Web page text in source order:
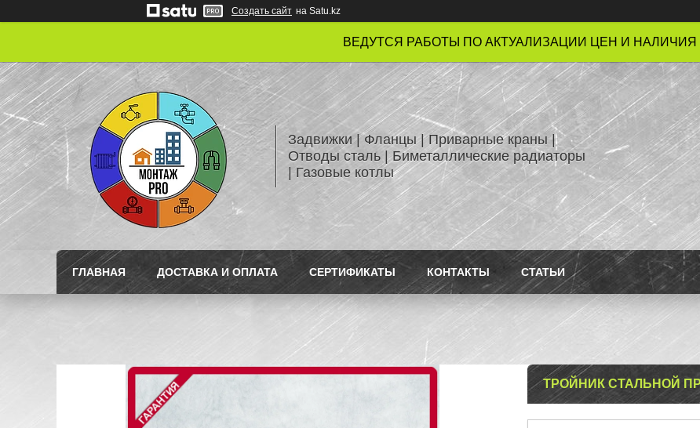
Создать сайт на Satu.kz
ВЕДУТСЯ РАБОТЫ ПО АКТУАЛИЗАЦИИ ЦЕН И НАЛИЧИЯ
Задвижки | Фланцы | Приварные краны |
Отводы сталь | Биметаллические радиаторы
| Газовые котлы
ГЛАВНАЯ ДОСТАВКА И ОПЛАТА СЕРТИФИКАТЫ КОНТАКТЫ СТАТЬИ
ТРОЙНИК СТАЛЬНОЙ